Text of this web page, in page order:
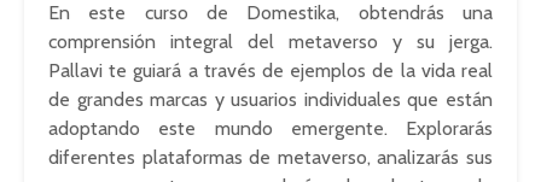
En este curso de Domestika, obtendrás una
comprensión integral del metaverso y su jerga.
Pallavi te guiará a través de ejemplos de la vida real
de grandes marcas y usuarios individuales que están
adoptando este mundo emergente. Explorarás
diferentes plataformas de metaverso, analizarás sus